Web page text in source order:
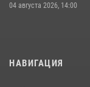
04 августа 2026, 14:00
НАВИГАЦИЯ